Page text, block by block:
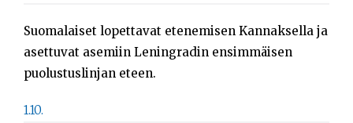
Suomalaiset lopettavat etenemisen Kannaksella ja
asettuvat asemiin Leningradin ensimmäisen
puolustuslinjan eteen.
1.10.